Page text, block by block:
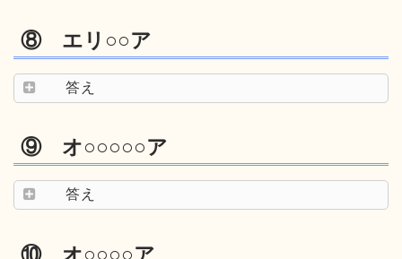
⑧ エリ○○ア
答え
⑨ オ○○○○○ア
答え
⑩ オ○○○○ア